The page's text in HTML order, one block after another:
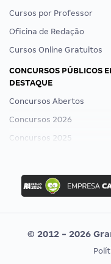
Cursos por Professor
Oficina de Redação
Cursos Online Gratuitos
CONCURSOS PÚBLICOS
DESTAQUE
Concursos Abertos
Concursos 2026
Concursos 2025
Concurso Nacional
Concurso Ibama
Concurso MPU
Editais publicados
CONCURSOS POR
© 2012 - 2026